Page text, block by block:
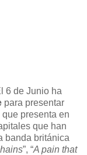
6 de Junio ha
para presentar
que presenta en
que han
banda británica
”, “A pain that